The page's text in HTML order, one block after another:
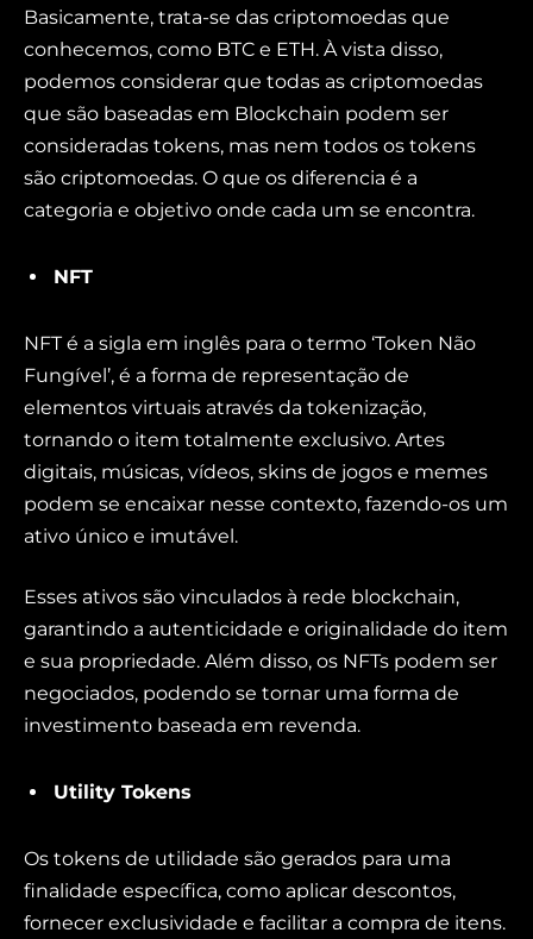
Basicamente, trata-se das criptomoedas que
conhecemos, como BTC e ETH. À vista disso,
podemos considerar que todas as criptomoedas
que são baseadas em Blockchain podem ser
consideradas tokens, mas nem todos os tokens
são criptomoedas. O que os diferencia é a
categoria e objetivo onde cada um se encontra.
NFT
NFT é a sigla em inglês para o termo ‘Token Não
Fungível’, é a forma de representação de
elementos virtuais através da tokenização,
tornando o item totalmente exclusivo. Artes
digitais, músicas, vídeos, skins de jogos e memes
podem se encaixar nesse contexto, fazendo-os um
ativo único e imutável.
Esses ativos são vinculados à rede blockchain,
garantindo a autenticidade e originalidade do item
e sua propriedade. Além disso, os NFTs podem ser
negociados, podendo se tornar uma forma de
investimento baseada em revenda.
Utility Tokens
Os tokens de utilidade são gerados para uma
finalidade específica, como aplicar descontos,
fornecer exclusividade e facilitar a compra de itens.